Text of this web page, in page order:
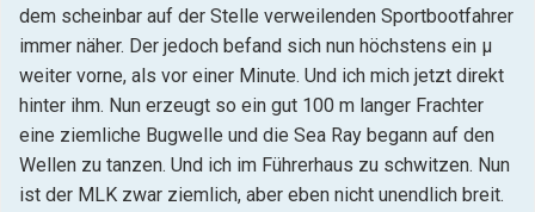
dem scheinbar auf der Stelle verweilenden Sportbootfahrer
immer näher. Der jedoch befand sich nun höchstens ein µ
weiter vorne, als vor einer Minute. Und ich mich jetzt direkt
hinter ihm. Nun erzeugt so ein gut 100 m langer Frachter
eine ziemliche Bugwelle und die Sea Ray begann auf den
Wellen zu tanzen. Und ich im Führerhaus zu schwitzen. Nun
ist der MLK zwar ziemlich, aber eben nicht unendlich breit.